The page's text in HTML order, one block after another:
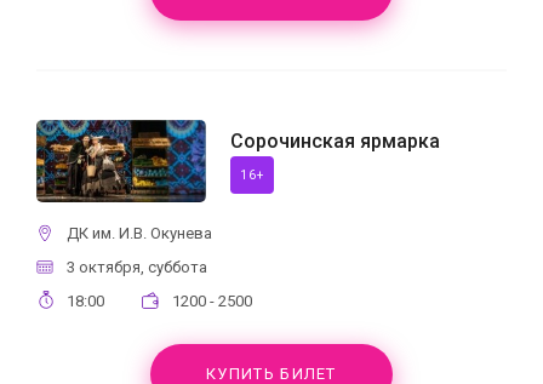
Сорочинская ярмарка
16+
ДК им. И.В. Окунева
3 октября, суббота
18:00
1200 - 2500
КУПИТЬ БИЛЕТ